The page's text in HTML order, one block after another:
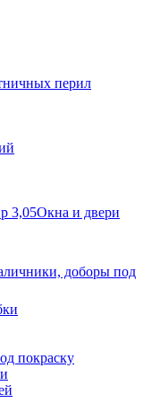
перил
Окна и двери
доборы под
покраску